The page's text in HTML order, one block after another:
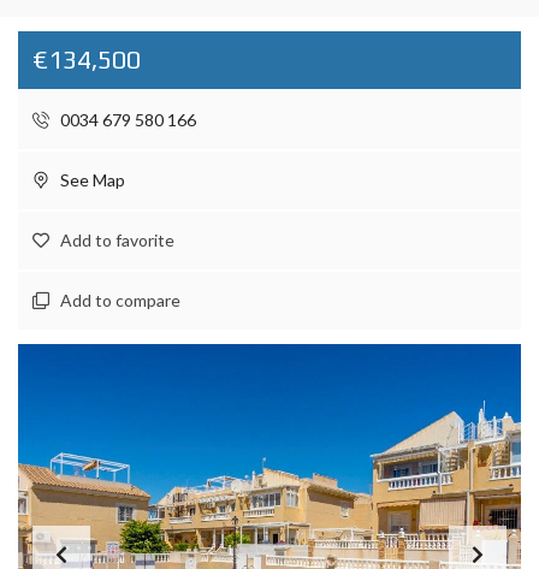
€134,500
0034 679 580 166
See Map
Add to favorite
Add to compare